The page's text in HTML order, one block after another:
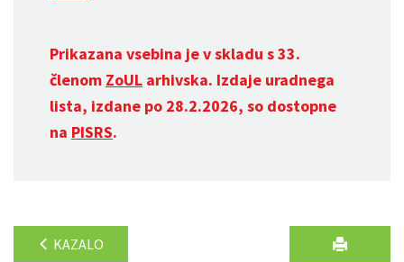
Prikazana vsebina je v skladu s 33.
členom ZoUL arhivska. Izdaje uradnega
lista, izdane po 28.2.2026, so dostopne
na PISRS.
KAZALO